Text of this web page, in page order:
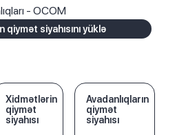
- OCOM
qiymət siyahısını yüklə
Xidmətlərin
qiymət
siyahısı
Avadanlıqların
qiymət
siyahısı